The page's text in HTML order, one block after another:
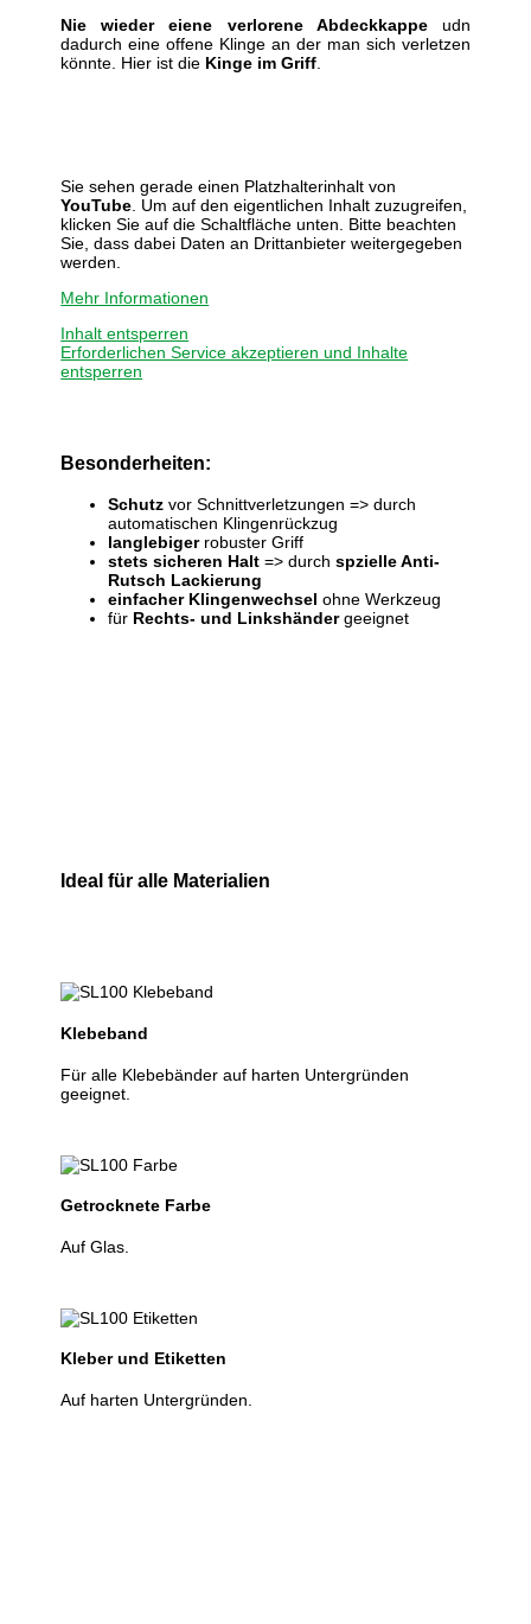
Nie wieder eiene verlorene Abdeckkappeudn
dadurch eine offene Klinge an der man sich verletzen
könnte. Hier ist die Kinge im Griff
Sie sehen gerade einen Platzhalterinhalt von
YouTube . Um auf den eigentlichen Inhalt zuzugreifen,
klicken Sie auf die Schaltfläche unten. Bitte beachten
Sie, dass dabei Daten an Drittanbieter weitergegeben
werden.
Mehr Informationen
Inhalt entsperren
Erforderlichen Service akzeptieren und Inhalte
entsperren
Besonderheiten:
Schutz vor Schnittverletzungen => durch
automatischen Klingenrückzug
langlebigerrobuster Griff
stets sicheren Halt=> durchspzielle Anti-
Rutsch Lackierung
einfacher Klingenwechsel ohne Werkzeug
für Rechts- und Linkshändergeeignet
Ideal für alle Materialien
Klebeband
Für alle Klebebänder auf harten Untergründen
geeignet.
Getrocknete Farbe
Auf Glas.
Kleber und Etiketten
Auf harten Untergründen.